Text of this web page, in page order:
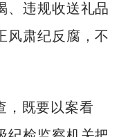
、违规收送礼品
风肃纪反腐，不
，既要以案看